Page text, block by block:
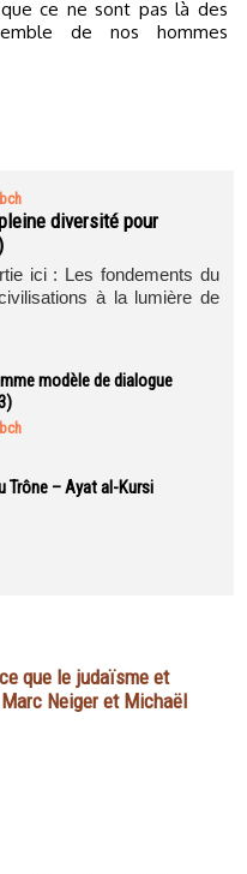
ce ne sont pas là des
de nos hommes
diversité pour
ici : Les fondements du
à la lumière de
modèle de dialogue
Trône – Ayat al-Kursi
que le judaïsme et
Neiger et Michaël